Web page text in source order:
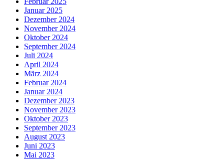
Januar 2025
Dezember 2024
November 2024
Oktober 2024
September 2024
Juli 2024
April 2024
März 2024
Februar 2024
Januar 2024
Dezember 2023
November 2023
Oktober 2023
September 2023
August 2023
Juni 2023
Mai 2023